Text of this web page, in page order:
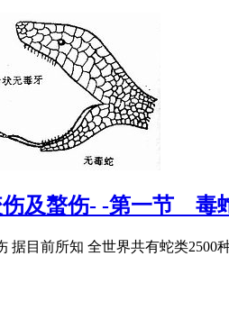
及螯伤- -第一节 毒
据目前所知 全世界共有蛇类